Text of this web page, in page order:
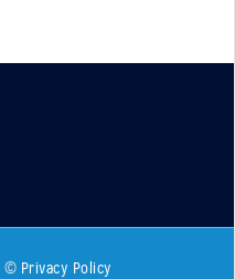
© Privacy Policy